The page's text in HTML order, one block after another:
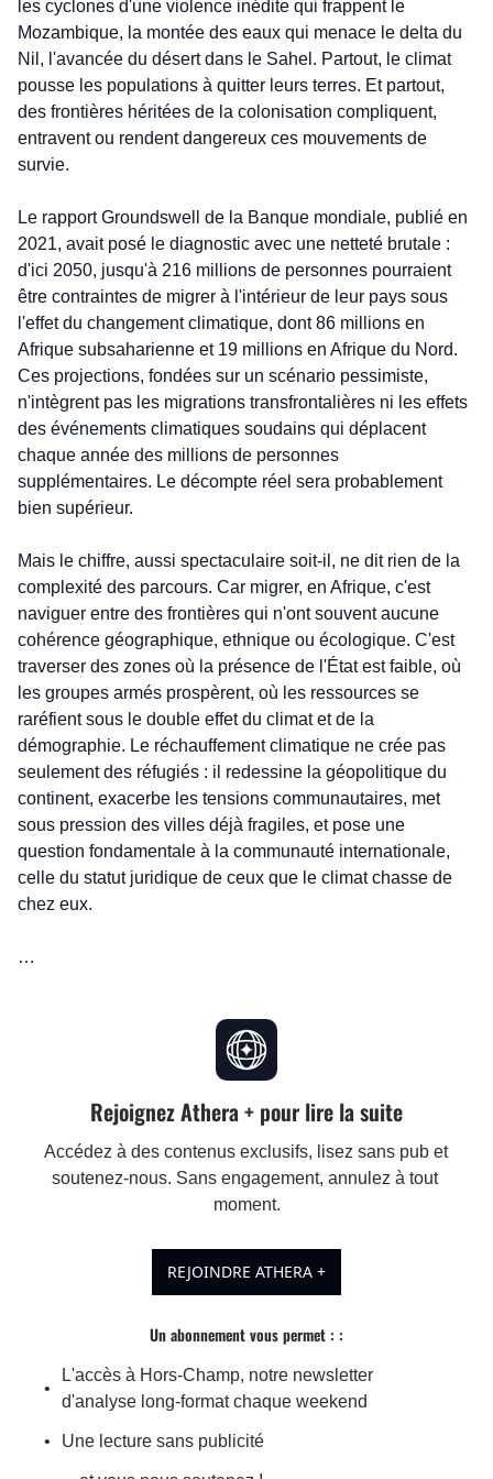
les cyclones d'une violence inédite qui frappent le
Mozambique, la montée des eaux qui menace le delta du
Nil, l'avancée du désert dans le Sahel. Partout, le climat
pousse les populations à quitter leurs terres. Et partout,
des frontières héritées de la colonisation compliquent,
entravent ou rendent dangereux ces mouvements de
survie.
Le rapport Groundswell de la Banque mondiale, publié en
2021, avait posé le diagnostic avec une netteté brutale :
d'ici 2050, jusqu'à 216 millions de personnes pourraient
être contraintes de migrer à l'intérieur de leur pays sous
l'effet du changement climatique, dont 86 millions en
Afrique subsaharienne et 19 millions en Afrique du Nord.
Ces projections, fondées sur un scénario pessimiste,
n'intègrent pas les migrations transfrontalières ni les effets
des événements climatiques soudains qui déplacent
chaque année des millions de personnes
supplémentaires. Le décompte réel sera probablement
bien supérieur.
Mais le chiffre, aussi spectaculaire soit-il, ne dit rien de la
complexité des parcours. Car migrer, en Afrique, c'est
naviguer entre des frontières qui n'ont souvent aucune
cohérence géographique, ethnique ou écologique. C'est
traverser des zones où la présence de l'État est faible, où
les groupes armés prospèrent, où les ressources se
raréfient sous le double effet du climat et de la
démographie. Le réchauffement climatique ne crée pas
seulement des réfugiés : il redessine la géopolitique du
continent, exacerbe les tensions communautaires, met
sous pression des villes déjà fragiles, et pose une
question fondamentale à la communauté internationale,
celle du statut juridique de ceux que le climat chasse de
chez eux.
…
Rejoignez Athera + pour lire la suite
Accédez à des contenus exclusifs, lisez sans pub et
soutenez-nous. Sans engagement, annulez à tout
moment.
REJOINDRE ATHERA +
Un abonnement vous permet : :
L'accès à Hors-Champ, notre newsletter
d'analyse long-format chaque weekend
Une lecture sans publicité